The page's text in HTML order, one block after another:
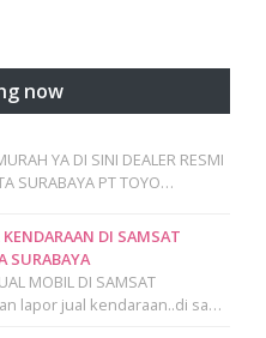
now
YA DI SINI DEALER RESMI
SURABAYA PT TOYO…
KENDARAAN DI SAMSAT
SURABAYA
MOBIL DI SAMSAT
lapor jual kendaraan..di sa…